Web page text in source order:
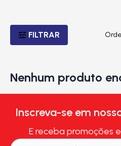
FILTRAR
Nenhum produto
Inscreva-se em
E receba promoções